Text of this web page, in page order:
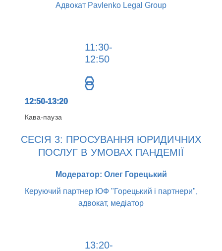
Адвокат Pavlenko Legal Group
11:30-
12:50
12:50-13:20
Кава-пауза
СЕСІЯ 3: ПРОСУВАННЯ ЮРИДИЧНИХ
ПОСЛУГ В УМОВАХ ПАНДЕМІЇ
Модератор: Олег Горецький
Керуючий партнер ЮФ "Горецький і партнери",
адвокат, медіатор
13:20-